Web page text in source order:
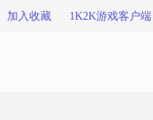
加入收藏 1K2K游戏客户端